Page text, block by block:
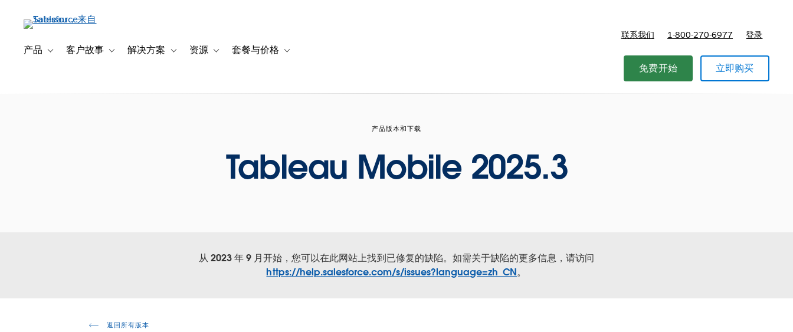
产品 Toggle sub-navigation for 产品
客户故事 Toggle sub-navigation for 客户故事
解决方案 Toggle sub-navigation for 解决方案
资源 Toggle sub-navigation for 资源
套餐与价格 Toggle sub-navigation for 套餐与价格
联系我们 1-800-270-6977 登录
免费开始 立即购买
产品版本和下载
Tableau Mobile 2025.3
从 2023 年 9 月开始，您可以在此网站上找到已修复的缺陷。如需关于缺陷的更多信息，请访问
https://help.salesforce.com/s/issues?language=zh_CN。
返回所有版本